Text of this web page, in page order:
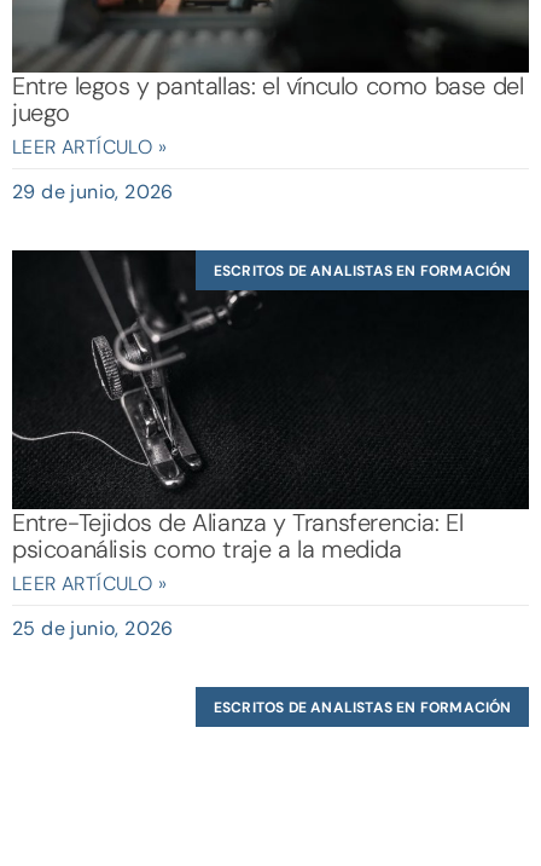
Entre legos y pantallas: el vínculo como base del
juego
LEER ARTÍCULO »
29 de junio, 2026
ESCRITOS DE ANALISTAS EN FORMACIÓN
Entre-Tejidos de Alianza y Transferencia: El
psicoanálisis como traje a la medida
LEER ARTÍCULO »
25 de junio, 2026
ESCRITOS DE ANALISTAS EN FORMACIÓN